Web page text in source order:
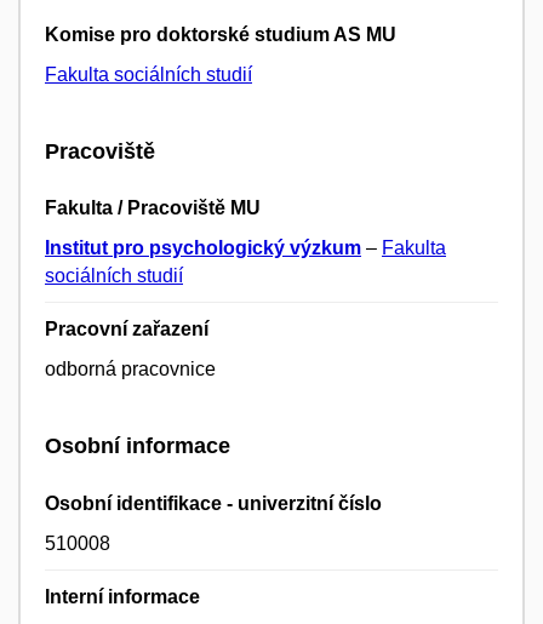
Komise pro doktorské studium AS MU
Fakulta sociálních studií
Pracoviště
Fakulta / Pracoviště MU
Institut pro psychologický výzkum – Fakulta
sociálních studií
Pracovní zařazení
odborná pracovnice
Osobní informace
Osobní identifikace - univerzitní číslo
510008
Interní informace